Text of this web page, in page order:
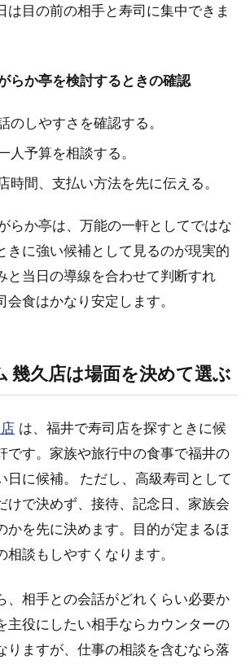
は目の前の相手と寿司に集中できま
らか亭を検討するときの確認
のしやすさを確認する。
人予算を相談する。
時間、支払い方法を先に伝える。
らか亭は、万能の一軒としてではな
きに強い候補として見るのが現実的
と当日の導線を合わせて判断すれ
食はかなり安定します。
幾久店は場面を決めて選ぶ
は、福井で寿司店を探すときに候
です。家族や旅行中の食事で福井の
日に候補。 ただし、高級寿司として
けで決めず、接待、記念日、家族会
かを先に決めます。目的が定まるほ
相談もしやすくなります。
、相手との会話がどれくらい必要か
主役にしたい相手ならカウンターの
りますが、仕事の相談を含むなら落